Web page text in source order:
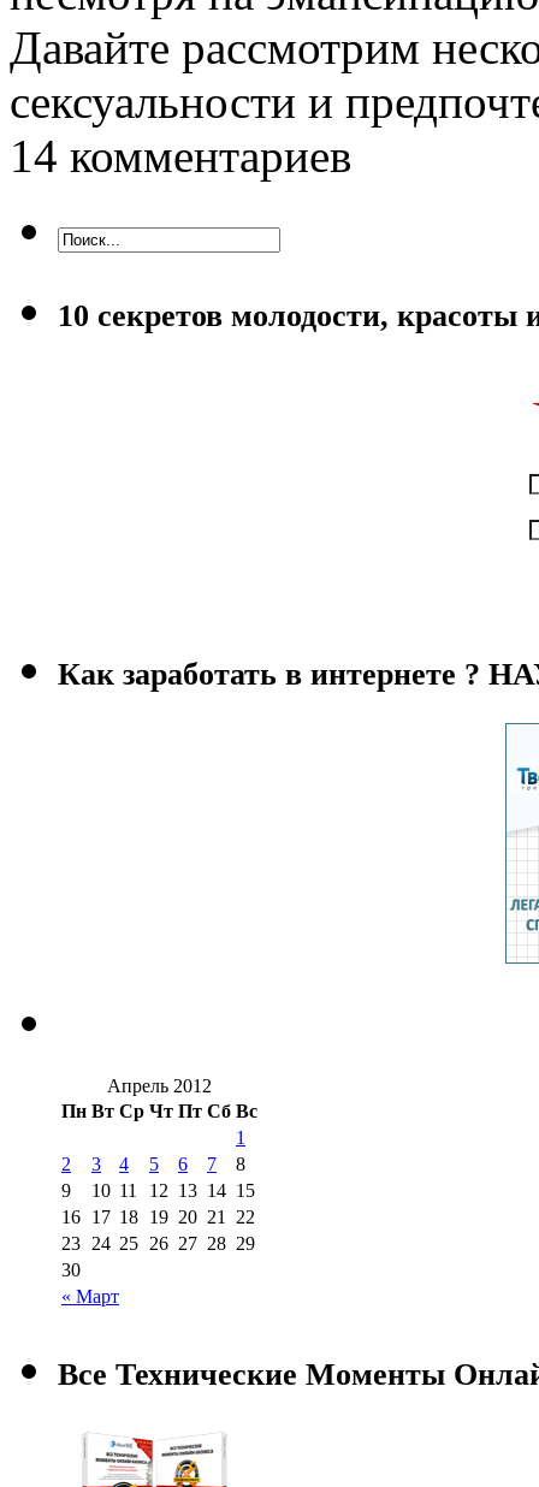
Давайте рассмотрим
сексуальности и
14 комментариев
10 секретов молодости,
Как заработать в интернете
Апрель 2012
Пн Вт Ср Чт Пт Сб Вс
« Март
1
2
3 4 5 6 7
8
9
10 11 12 13 14 15
16 17 18 19 20 21
22
23 24 25 26 27 28 29
30
Все Технические Моменты